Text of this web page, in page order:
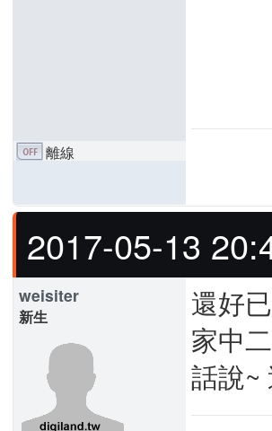
離線
2017-05-13
weisiter
新生
還好
家中
話說~